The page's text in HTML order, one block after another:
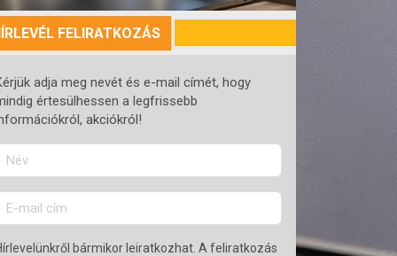
FELIRATKOZÁS
adja meg nevét és e-mail címét, hogy
értesülhessen a legfrissebb
akciókról!
bármikor leiratkozhat. A feliratkozás